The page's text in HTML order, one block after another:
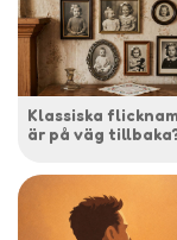
Klassiska
är på väg